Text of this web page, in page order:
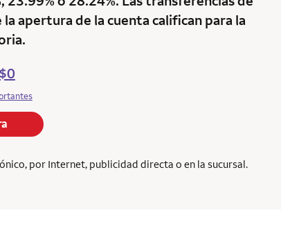
apertura de la cuenta califican para la
por Internet, publicidad directa o en la sucursal.